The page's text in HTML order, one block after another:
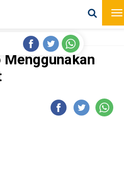
Menggunakan